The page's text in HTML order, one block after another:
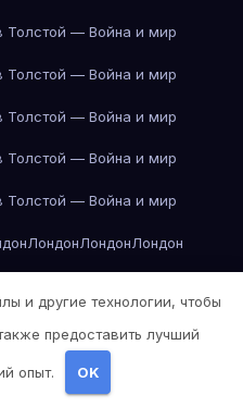
Толстой — Война и мир
Толстой — Война и мир
Толстой — Война и мир
Толстой — Война и мир
Толстой — Война и мир
ЛондонЛондонЛондон
Лос-Анджелес
АнджелесЛос-Анджелес
и другие технологии, чтобы
предоставить лучший
опыт. OK